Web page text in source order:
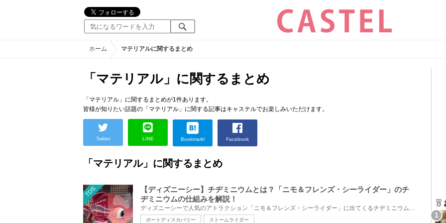
ホーム マテリアルに関するまとめ
「マテリアル」に関するまとめ
「マテリアル」に関するまとめが1件あります。
皆様が知りたい話題の「マテリアル」に関する記事はキャステルでお楽しみいただけます。
Twitter LINE Bookmark! Facebook
「マテリアル」に関するまとめ
TDS
【ディズニーシー】チヂミニウムとは？「ニモ＆フレンズ・シーライダー」のチ
ヂミニウムの仕組みを解説！
ディズニーシーで人気のアトラクション「ニモ＆フレンズ・シーライダー」に出てくるチヂミニウムをご紹...
ポートディスカバリー ストームライダー